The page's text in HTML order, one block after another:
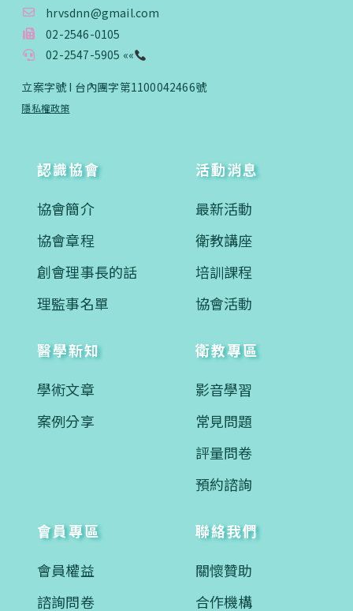
hrvsdnn@gmail.com
02-2546-0105
02-2547-5905 ««
立案字號 I 台內團字第1100042466號
隱私權政策
認識協會
協會簡介
協會章程
創會理事長的話
理監事名單
活動消息
最新活動
衛教講座
培訓課程
協會活動
醫學新知
學術文章
案例分享
衛教專區
影音學習
常見問題
評量問卷
預約諮詢
會員專區
會員權益
諮詢問卷
聯絡我們
關懷贊助
合作機構